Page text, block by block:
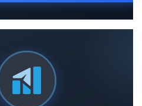
필수적인 정보를 제공합니다.